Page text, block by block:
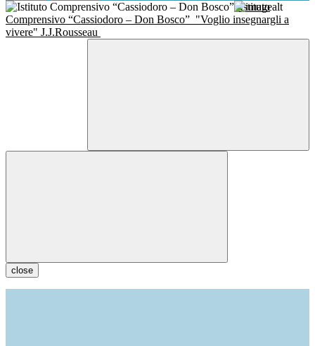
Istituto
Comprensivo “Cassiodoro – Don Bosco” "Voglio insegnargli a
vivere" J.J.Rousseau
close